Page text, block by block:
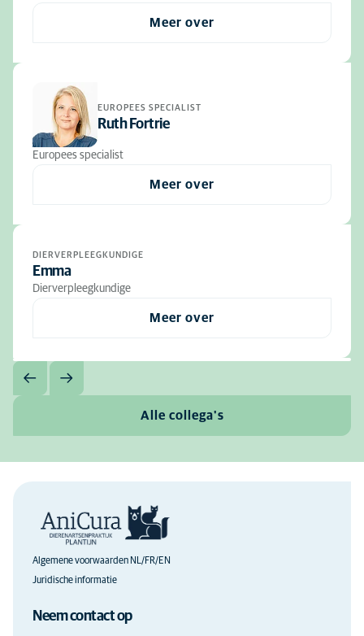
Meer over
EUROPEES SPECIALIST
Ruth Fortrie
Europees specialist
Meer over
DIERVERPLEEGKUNDIGE
Emma
Dierverpleegkundige
Meer over
Alle collega's
Algemene voorwaarden NL/FR/EN
Juridische informatie
Neem contact op